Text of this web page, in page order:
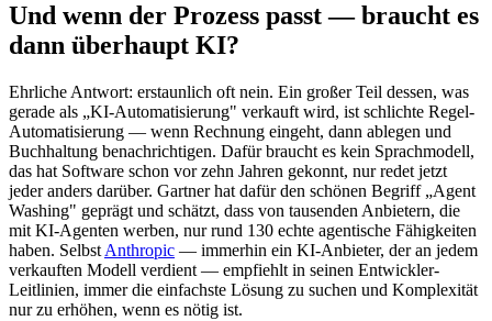
Und wenn der Prozess passt — braucht es
dann überhaupt KI?
Ehrliche Antwort: erstaunlich oft nein. Ein großer Teil dessen, was
gerade als „KI-Automatisierung" verkauft wird, ist schlichte Regel-
Automatisierung — wenn Rechnung eingeht, dann ablegen und
Buchhaltung benachrichtigen. Dafür braucht es kein Sprachmodell,
das hat Software schon vor zehn Jahren gekonnt, nur redet jetzt
jeder anders darüber. Gartner hat dafür den schönen Begriff „Agent
Washing" geprägt und schätzt, dass von tausenden Anbietern, die
mit KI-Agenten werben, nur rund 130 echte agentische Fähigkeiten
haben. Selbst Anthropic — immerhin ein KI-Anbieter, der an jedem
verkauften Modell verdient — empfiehlt in seinen Entwickler-
Leitlinien, immer die einfachste Lösung zu suchen und Komplexität
nur zu erhöhen, wenn es nötig ist.